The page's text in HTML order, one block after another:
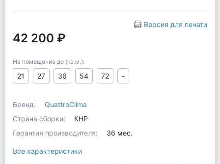
Версия для печати
42 200 ₽
На помещение до (кв.м.):
21 27 36 54 72 -
Бренд:
QuattroClima
Страна сборки:
КНР
Гарантия производителя:
36 мес.
Все характеристики